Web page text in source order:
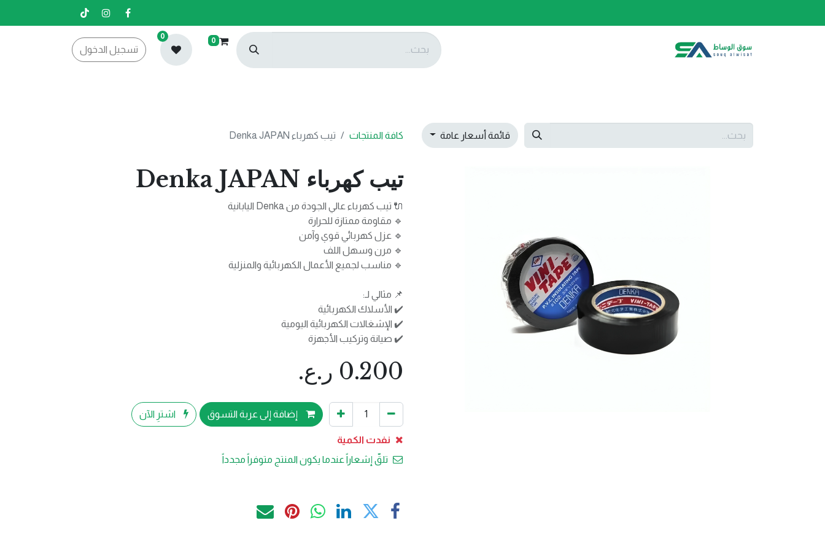
0
0
تسجيل الدخول
قائمة أسعار عامة كافة المنتجات تيب كهرباء Denka JAPAN
تيب كهرباء Denka JAPAN
🔌 تيب كهرباء عالي الجودة من Denka اليابانية
🔹 مقاومة ممتازة للحرارة
🔹 عزل كهربائي قوي وآمن
🔹 مرن وسهل اللف
🔹 مناسب لجميع الأعمال الكهربائية والمنزلية
📌 مثالي لـ:
✔️ الأسلاك الكهربائية
✔️ الإشغالات الكهربائية اليومية
✔️ صيانة وتركيب الأجهزة
0.200 ر.ع.
إضافة إلى عربة التسوق اشترِ الآن
نفدت الكمية
تلقّ إشعاراً عندما يكون المنتج متوفراً مجدداً